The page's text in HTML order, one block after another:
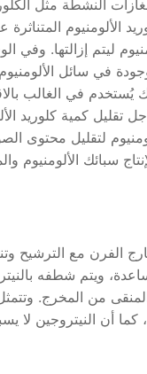
النشطة مثل
المتناثرة
ليتم إزالتها. وفي
في سائل
يُستخدم في الغالب
ومن أجل تقليل كمية
سبائك الألومنيوم
الفرن مع الترشيح
ويتم شطفه
من المخرج.
(200-600 كجم في الدقيقة)، كما